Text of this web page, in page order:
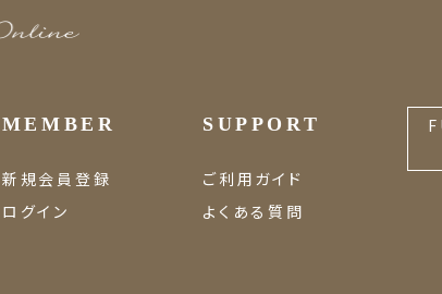
MEMBER
新規会員登録
ログイン
SUPPORT
ご利用ガイド
よくある質問